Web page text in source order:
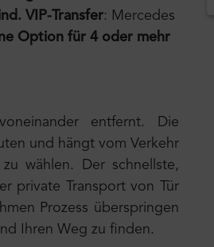
VIP-Transfer: Mercedes
Option für 4 oder mehr
entfernt. Die
und hängt vom Verkehr
wählen. Der schnellste,
private Transport von Tür
Prozess überspringen
Ihren Weg zu finden.